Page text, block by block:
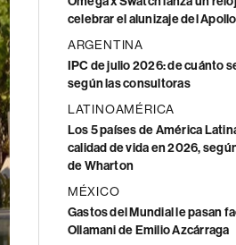
celebrar el alunizaje del Apollo
ARGENTINA
IPC de julio 2026: de cuánto
según las consultoras
LATINOAMÉRICA
Los 5 países de América
calidad de vida en 2026,
de Wharton
MÉXICO
Gastos del Mundial le pasan
Ollamani de Emilio Azcárraga